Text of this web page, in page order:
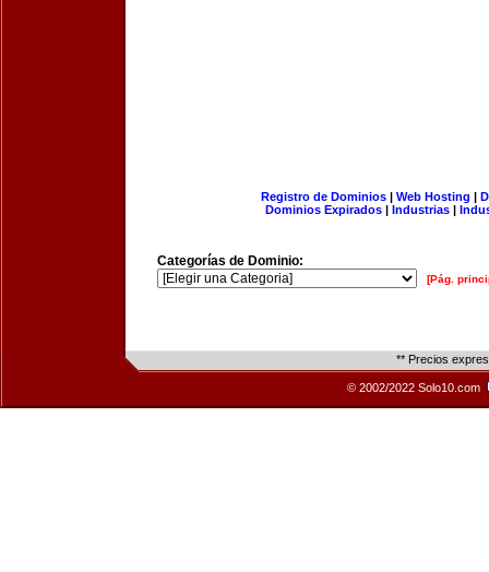
Registro de Dominios| Web Hosting |
Dominios Expirados | Industrias |
Categorías de Dominio:
[Pág.
** Precios
© 2002/2022 Solo10.com